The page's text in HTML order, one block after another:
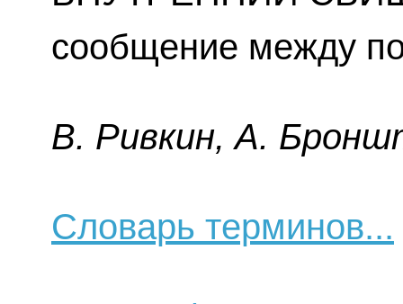
сообщение между
B. Pивкин, A.
Словарь терминов...